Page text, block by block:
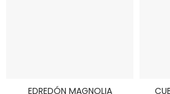
COMPRAR
EDREDÓN MAGNOLIA